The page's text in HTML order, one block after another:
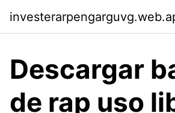
Descargar
de rap uso